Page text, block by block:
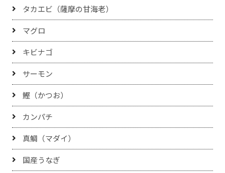
タカエビ（薩摩の甘海老）
マグロ
キビナゴ
サーモン
鰹（かつお）
カンパチ
真鯛（マダイ）
国産うなぎ